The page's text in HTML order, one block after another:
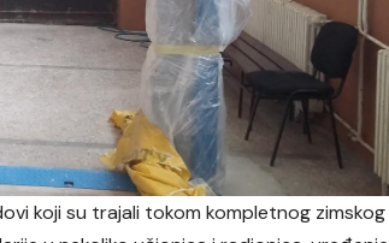
koji su trajali tokom kompletnog zimskog